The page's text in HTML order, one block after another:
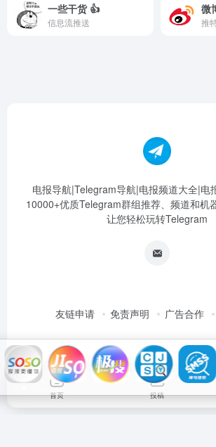
一些干货 👍
信息流推送
微
电报导航|Telegram导航|电报频道大全|电
10000+优质Telegram群组推荐、频道和机
让您轻松玩转Telegram
友链申请 免责声明 广告合作
Copyright © 2026电报导航|Telegram导航|电报
全
首页 投稿